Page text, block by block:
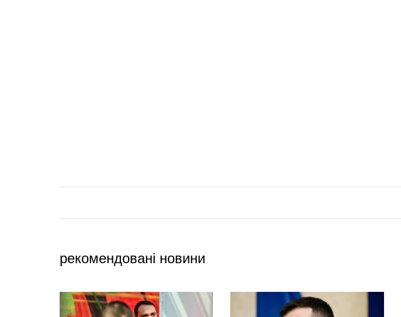
рекомендовані новини